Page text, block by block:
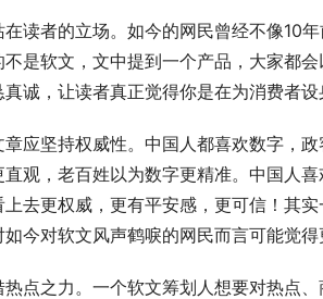
者的立场。如今的网民曾经不像10年
不是软文，文中提到一个产品，大家都
诚，让读者真正觉得你是在为消费者设
坚持权威性。中国人都喜欢数字，政
观，老百姓以为数字更精准。中国人
上去更权威，更有平安感，更可信！其
今对软文风声鹤唳的网民而言可能觉得
之力。一个软文筹划人想要对热点、